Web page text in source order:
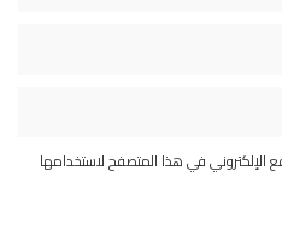
الإلكتروني في هذا المتصفح لاستخدامها